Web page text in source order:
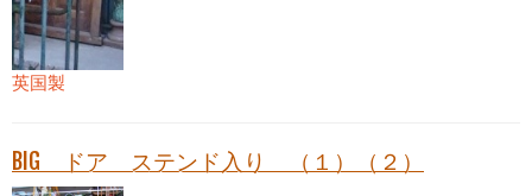
英国製
BIG ドア ステンド入り （１）（２）